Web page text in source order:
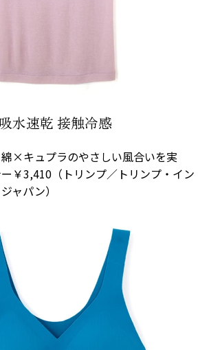
吸水速乾 接触冷感
×キュプラのやさしい風合いを実
￥3,410（トリンプ／トリンプ・イン
ャパン）